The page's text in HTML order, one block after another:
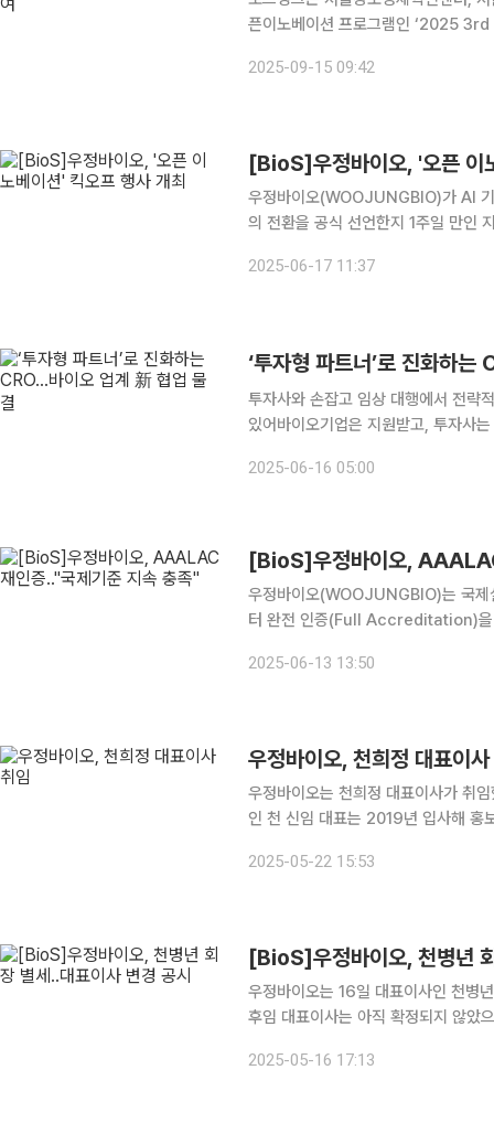
픈이노베이션 프로그램인 ‘2025
2025-09-15 09:42
[BioS]우정바이오, '오픈 이
우정바이오(WOOJUNGBIO)가 AI
의 전환을 공식 선언한지 1주일 만인
는 비임상 CRO 및 액셀러레이터로
2025-06-17 11:37
‘투자형 파트너’로 진화하
투자사와 손잡고 임상 대행에서 전략
있어바이오기업은 지원받고, 투자사는 초기 기업 발굴 임상시험수탁
에서 CRO가 임상 비용을 낮춰주는
2025-06-16 05:00
[BioS]우정바이오,
우정바이오(WOOJUNGBIO)는 국
터 완전 인증(Full Accreditation)을
AAALAC International은 전 세계
2025-06-13 13:50
우정바이오, 천희정 대표이
우정바이오는 천희정 대표이사가 취임했다고 22일 밝혔다.
인 천 신임 대표는 2019년 입사해 홍
고 올해 3월부터 직접 운영해 네트워
2025-05-22 15:53
[BioS]우정바이오, 천병년
우정바이오는 16일 대표이사인 천병
후임 대표이사는 아직 확정되지 않았
2025-05-16 17:13